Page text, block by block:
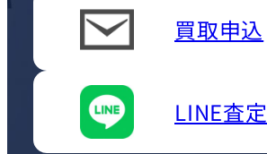
買取申込
LINE査定